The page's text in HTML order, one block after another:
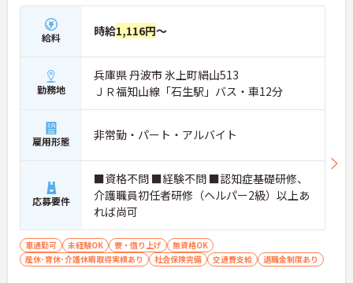
給料 時給1,116円～
勤務地
兵庫県 丹波市 氷上町絹山513
ＪＲ福知山線「石生駅」バス・車12分
雇用形態 非常勤・パート・アルバイト
応募要件
■資格不問 ■経験不問 ■認知症基礎研修、
介護職員初任者研修（ヘルパー2級）以上あ
れば尚可
車通勤可 未経験OK 寮・借り上げ
無資格OK
産休･育休･介護休暇取得実績あり
社会保険完備 交通費支給 退職金制度あり